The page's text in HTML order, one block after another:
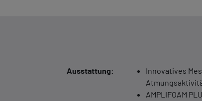
Ausstattung:
Innovatives
AMPLIFOAM